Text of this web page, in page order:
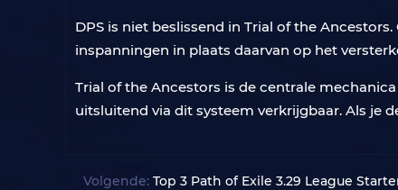
DPS is niet beslissend in Trial of the
inspanningen in plaats daarvan op het
Trial of the Ancestors is de centrale
uitsluitend via dit systeem verkrijgbaar. Als je
Volgende: Top 3 Path of Exile 3.29 League